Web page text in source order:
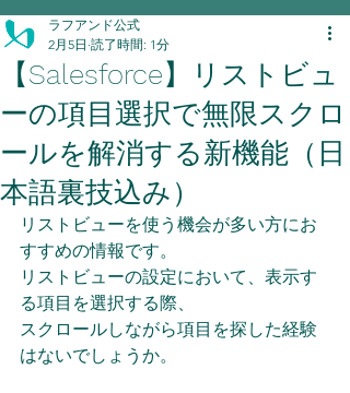
【Salesforce】リストビュ
ーの項目選択で無限スクロ
ールを解消する新機能（日
本語裏技込み）
ラフアンド公式
2月5日 読了時間: 1分
リストビューを使う機会が多い方にお
すすめの情報です。
リストビューの設定において、表示す
る項目を選択する際、
スクロールしながら項目を探した経験
はないでしょうか。